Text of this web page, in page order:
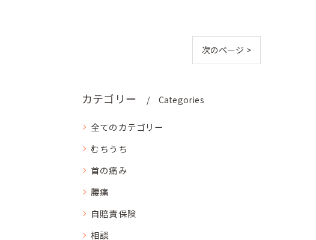
次のページ >
カテゴリー Categories
全てのカテゴリー
むちうち
首の痛み
腰痛
自賠責保険
相談